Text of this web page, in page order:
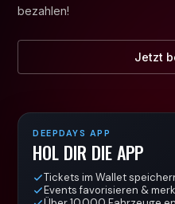
bezahlen!
Jetzt
DEEPDAYS APP
HOL DIR DIE APP
Tickets im Wallet
Events favorisieren &